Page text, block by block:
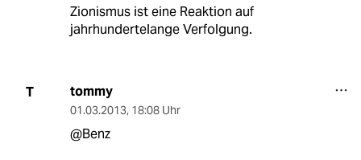
Zionismus ist eine Reaktion auf
jahrhundertelange Verfolgung.
T tommy
01.03.2013, 18:08 Uhr
@Benz